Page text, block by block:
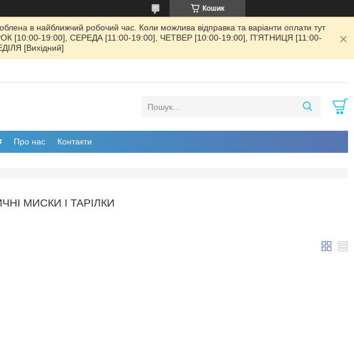
Кошик
в найближчий робочий час. Коли можлива відправка та варіанти оплати тут
[10:00-19:00], СЕРЕДА [11:00-19:00], ЧЕТВЕР [10:00-19:00], ПʼЯТНИЦЯ [11:00-
[Вихідний]
Про нас Контакти
МИСКИ І ТАРІЛКИ